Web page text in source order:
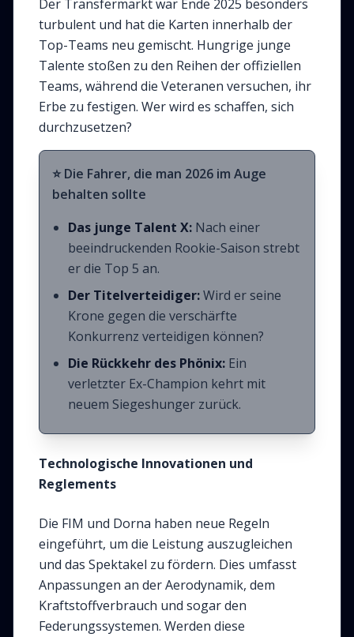
Der Transfermarkt war Ende 2025 besonders
turbulent und hat die Karten innerhalb der
Top-Teams neu gemischt. Hungrige junge
Talente stoßen zu den Reihen der offiziellen
Teams, während die Veteranen versuchen, ihr
Erbe zu festigen. Wer wird es schaffen, sich
durchzusetzen?
⭐ Die Fahrer, die man 2026 im Auge
behalten sollte
Das junge Talent X: Nach einer
beeindruckenden Rookie-Saison strebt
er die Top 5 an.
Der Titelverteidiger:Wird er seine
Krone gegen die verschärfte
Konkurrenz verteidigen können?
Die Rückkehr des Phönix: Ein
verletzter Ex-Champion kehrt mit
neuem Siegeshunger zurück.
Technologische Innovationen und
Reglements
Die FIM und Dorna haben neue Regeln
eingeführt, um die Leistung auszugleichen
und das Spektakel zu fördern. Dies umfasst
Anpassungen an der Aerodynamik, dem
Kraftstoffverbrauch und sogar den
Federungssystemen. Werden diese